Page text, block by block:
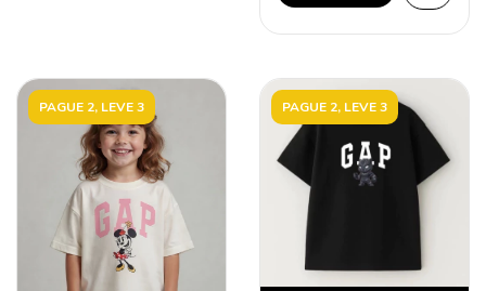
PAGUE 2, LEVE 3 PAGUE 2, LEVE 3